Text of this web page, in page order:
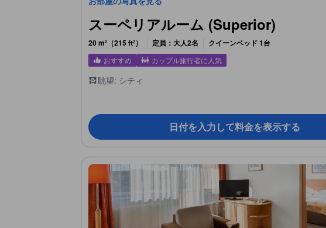
スーペリアルーム (Superior)
20 m²（215 ft²） 定員：大人2名 クイーンベッド 1台
おすすめ カップル旅行者に人気
眺望: シティ
日付を入力して料金を表示する